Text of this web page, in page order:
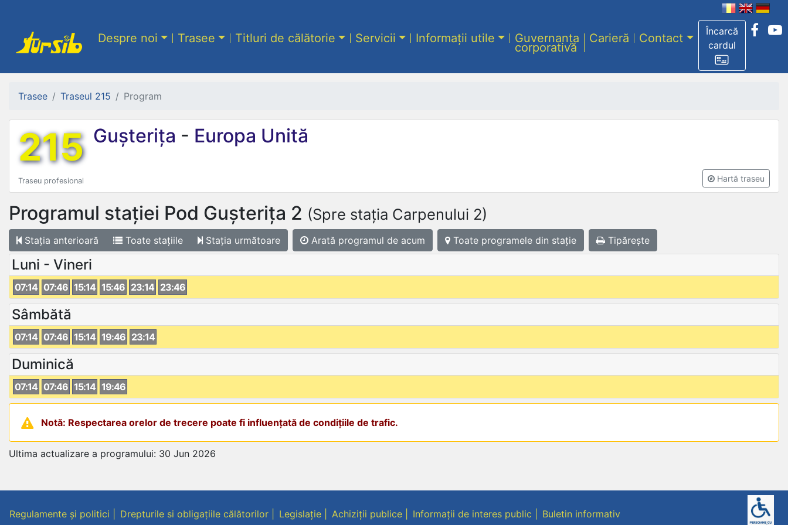
Încarcă
cardul
Despre noi Trasee Titluri de călătorie Servicii Informații utile Guvernanța
corporativă
Carieră Contact
Trasee Traseul 215 Program
215 Gușterița - Europa Unită
Traseu profesional Hartă traseu
Programul stației Pod Gușterița 2 (Spre stația Carpenului 2)
Stația anterioară Toate stațiile Stația următoare Arată programul de acum Toate programele din stație Tipărește
Luni - Vineri
07:14 07:46 15:14 15:46 23:14 23:46
Sâmbătă
07:14 07:46 15:14 19:46 23:14
Duminică
07:14 07:46 15:14 19:46
Notă: Respectarea orelor de trecere poate fi influențată de condițiile de trafic.
Ultima actualizare a programului: 30 Jun 2026
Regulamente și politici Drepturile si obligațiile călătorilor Legislație Achiziții publice Informații de interes public Buletin informativ